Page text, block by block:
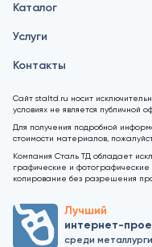
Каталог
Услуги
Контакты
Сайт staltd.ru носит
условиях не является
Для получения подробной
стоимости материалов,
Компания Сталь ТД обладает
графические и
копирование без разрешения
Лучший
интернет-
среди